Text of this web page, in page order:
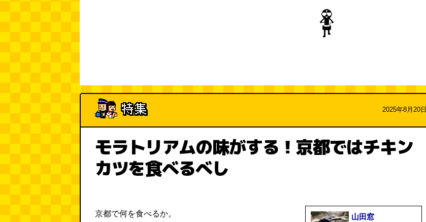
2025年8月20日
モラトリアムの味がする！京都ではチキン
カツを食べるべし
京都で何を食べるか。 山田窓